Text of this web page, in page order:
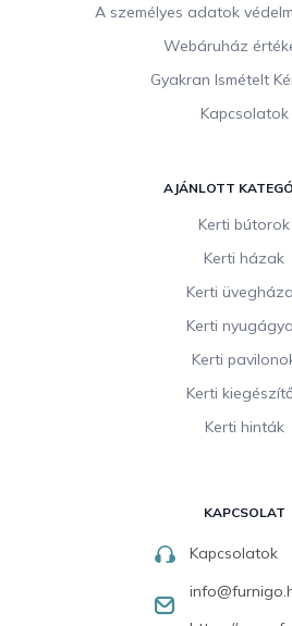
A személyes adatok
Webáruház
Gyakran Ismételt
Kapcsolatok
AJÁNLOTT
Kerti bútorok
Kerti házak
Kerti
Kerti
Kerti
Kerti
Kerti hinták
KAPCSOLAT
Kapcsolatok
info@